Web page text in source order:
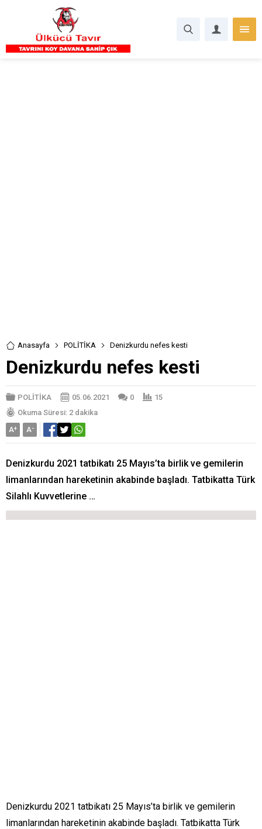
Anasayfa POLİTİKA Denizkurdu nefes kesti
Denizkurdu nefes kesti
POLİTİKA 05.06.2021 0
15
Okuma Süresi: 2 dakika
A+ A-
Denizkurdu 2021 tatbikatı 25 Mayıs’ta birlik ve gemilerin
limanlarından hareketinin akabinde başladı. Tatbikatta Türk
Silahlı Kuvvetlerine …
Denizkurdu 2021 tatbikatı 25 Mayıs’ta birlik ve gemilerin
limanlarından hareketinin akabinde başladı. Tatbikatta Türk